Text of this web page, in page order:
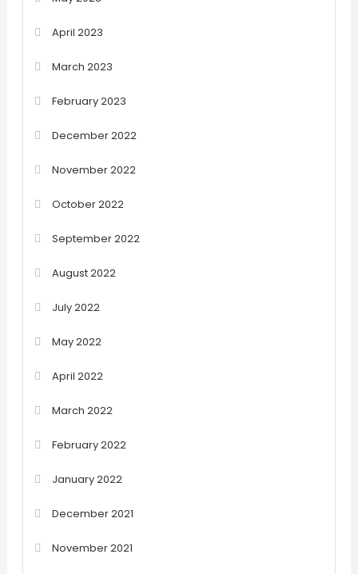
April 2023
March 2023
February 2023
December 2022
November 2022
October 2022
September 2022
August 2022
July 2022
May 2022
April 2022
March 2022
February 2022
January 2022
December 2021
November 2021